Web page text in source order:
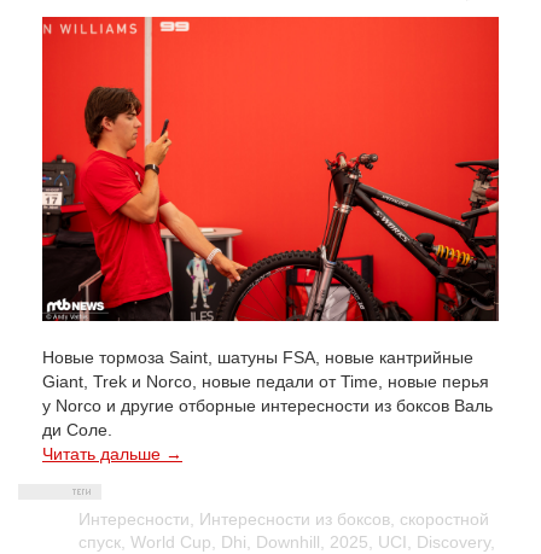
Новые тормоза Saint, шатуны FSA, новые кантрийные
Giant, Trek и Norco, новые педали от Time, новые перья
у Norco и другие отборные интересности из боксов Валь
ди Соле.
Читать дальше →
Интересности, Интересности из боксов, скоростной
спуск, World Cup, Dhi, Downhill, 2025, UCI, Discovery,